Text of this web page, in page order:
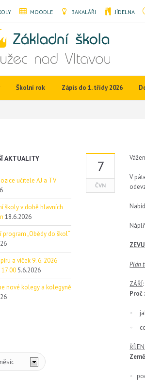
MOODLE BAKALÁŘI JÍDELNA
Školní rok Zápis do 1. třídy 2026
7
ČVN
V
Plán
ZÁŘÍ:
Proč
ŘÍJEN:
AKTUALITY
učitele AJ a TV
školy v době hlavních
18.6.2026
program „Obědy do škol“
a víček 9. 6. 2026
5.6.2026
nové kolegy a kolegyně